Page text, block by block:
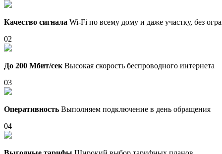
Качество сигнала Wi-Fi по всему дому и даже участку, без
02
До 200 Мбит/сек Высокая скорость беспроводного интернета
03
Оперативность Выполняем подключение в день обращения
04